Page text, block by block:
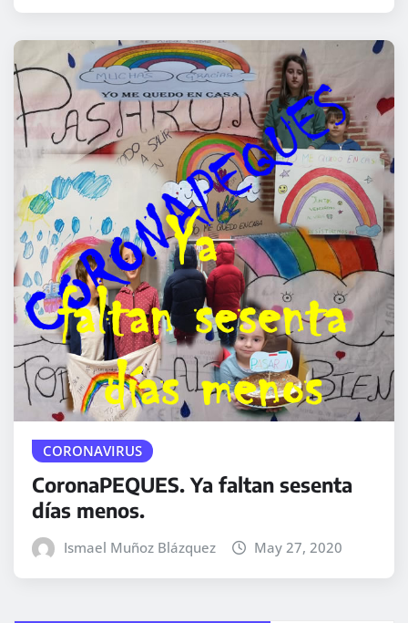
CORONAVIRUS
CoronaPEQUES. Ya faltan sesenta
días menos.
Ismael Muñoz Blázquez May 27, 2020